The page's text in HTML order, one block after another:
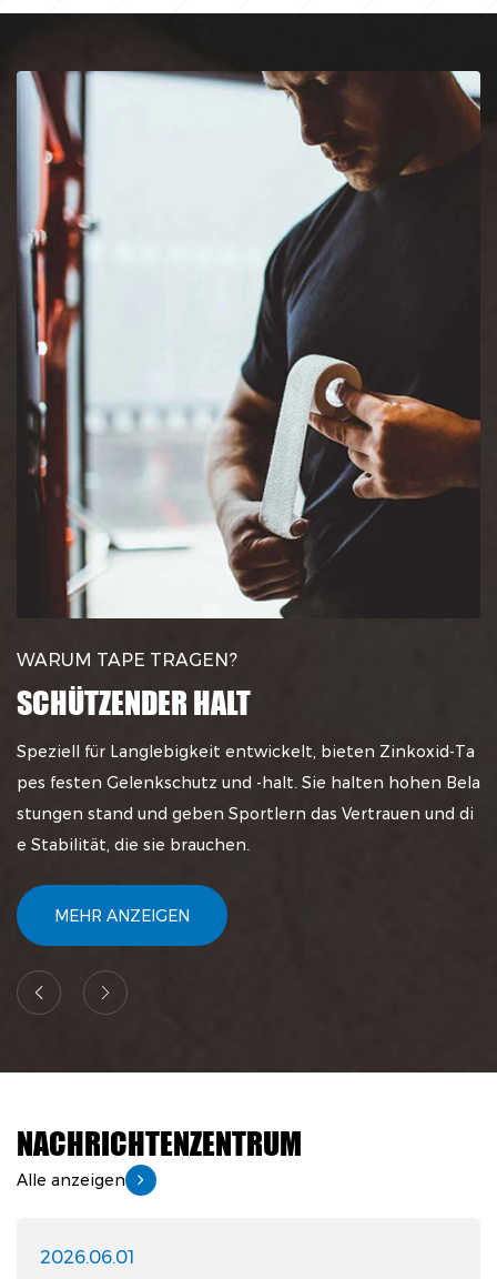
WARUM TAPE TRAGEN?
SCHÜTZENDER HALT
Speziell für Langlebigkeit entwickelt, bieten Zinkoxid-Ta
pes festen Gelenkschutz und -halt. Sie halten hohen Bela
stungen stand und geben Sportlern das Vertrauen und di
e Stabilität, die sie brauchen.
MEHR ANZEIGEN
WARUM KLEBEBAND TRAGEN?
SCHNELLERE ERHOLUNG
Taping-Techniken können den Heilungsprozess unterstü
tzen. Elastische Tapes wie Kinesiologisches Tape können
Schmerzen lindern und die Beweglichkeit verbessern.
MEHR ANZEIGEN
WARUM KLEBEBAND TRAGEN?
FLEXIBLER SCHUTZ
Muskel-Tapes und selbsthaftende Bandagen passen sich
wie eine zweite Haut dem Körper an und bieten flexiblen
sowie zuverlässigen Schutz.
MEHR ANZEIGEN
NACHRICHTENZENTRUM
Alle anzeigen